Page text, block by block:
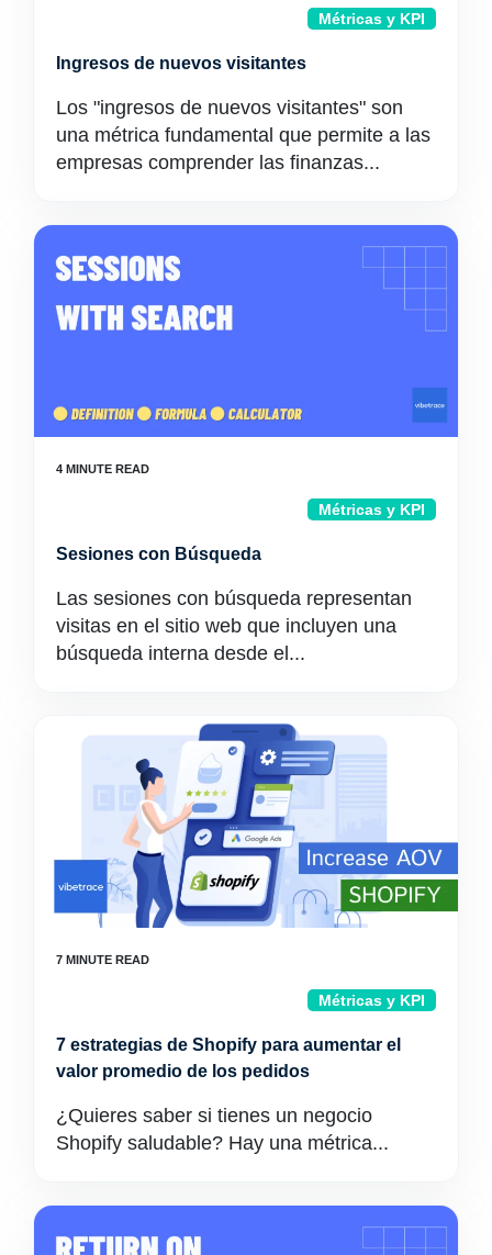
Métricas y KPI
Ingresos de nuevos visitantes
Los "ingresos de nuevos visitantes" son
una métrica fundamental que permite a las
empresas comprender las finanzas...
Métricas y KPI
Sesiones con Búsqueda
Las sesiones con búsqueda representan
visitas en el sitio web que incluyen una
búsqueda interna desde el...
Métricas y KPI
7 estrategias de Shopify para aumentar el
valor promedio de los pedidos
¿Quieres saber si tienes un negocio
Shopify saludable? Hay una métrica...